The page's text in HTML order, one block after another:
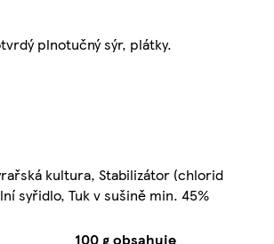
plnotučný sýr, plátky.
kultura, Stabilizátor (chlorid
syřidlo, Tuk v sušině min. 45%
100 g obsahuje